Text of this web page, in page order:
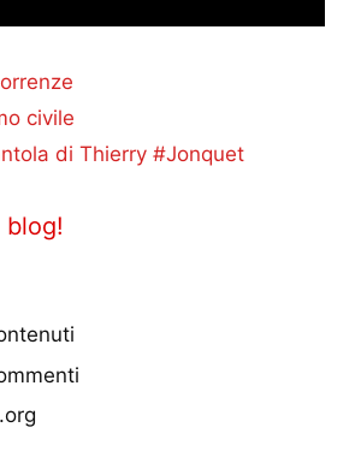
civile
di Thierry #Jonquet
blog!